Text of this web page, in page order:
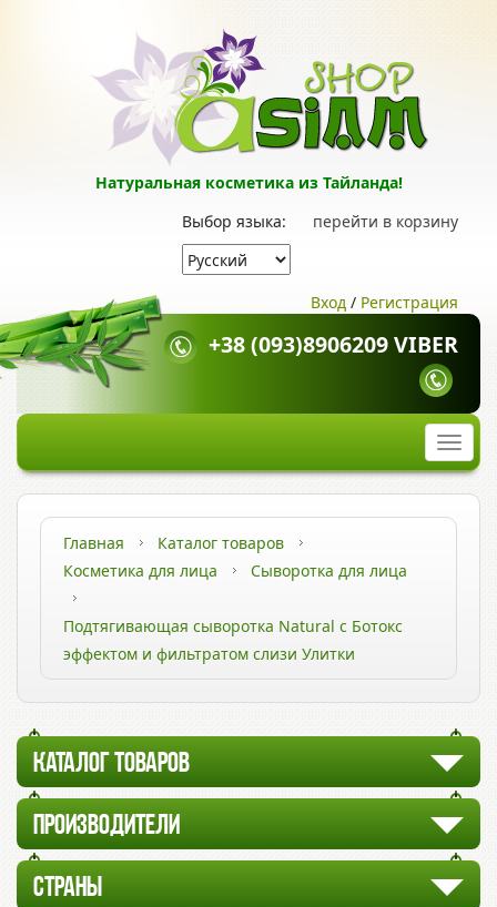
Натуральная косметика из Тайланда!
перейти в корзину
Выбор языка:
Вход / Регистрация
+38 (093)8906209 VIBER
Главная
Каталог товаров
Косметика для лица
Сыворотка для лица
Подтягивающая сыворотка Natural с Ботокс
эффектом и фильтратом слизи Улитки
КАТАЛОГ ТОВАРОВ
ПРОИЗВОДИТЕЛИ
СТРАНЫ